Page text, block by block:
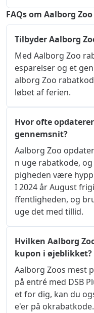
FAQs om Aalborg
Tilbyder Aalborg
Med Aalborg Zoo
esparelser og et
alborg Zoo
løbet af ferien.
Hvor ofte
gennemsnit?
Aalborg Zoo
n uge rabatkode,
pigheden være
I 2024 år August
ffentligheden, og
uge det med tillid.
Hvilken Aalborg
kupon i øjeblikket?
Aalborg Zoos mest
på entré med DSB
et for dig, kan du
e'er på